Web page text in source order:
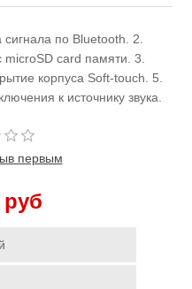
по Bluetooth. 2.
microSD card памяти. 3.
корпуса Soft-touch. 5.
к источнику звука.
первым
руб